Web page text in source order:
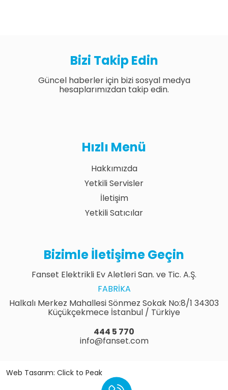
Bizi Takip Edin
Güncel haberler için bizi sosyal medya
hesaplarımızdan takip edin.
Hızlı Menü
Hakkımızda
Yetkili Servisler
İletişim
Yetkili Satıcılar
Bizimle İletişime Geçin
Fanset Elektrikli Ev Aletleri San. ve Tic. A.Ş.
FABRIKA
Halkalı Merkez Mahallesi Sönmez Sokak No:8/1 34303
Küçükçekmece İstanbul / Türkiye
444 5 770
info@fanset.com
Web Tasarım: Click to Peak